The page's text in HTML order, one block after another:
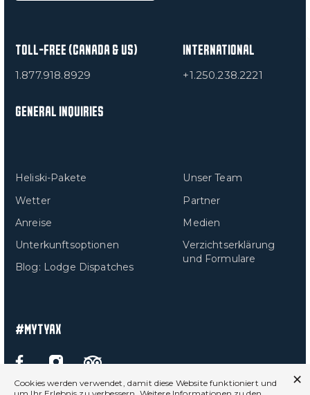
TOLL-FREE (CANADA & US)
1.877.918.8929
INTERNATIONAL
+1.250.238.2221
GENERAL INQUIRIES
Heliski-Pakete
Wetter
Anreise
Unterkunftsoptionen
Blog: Lodge Dispatches
Unser Team
Partner
Medien
Verzichtserklärung
und Formulare
#MYTYAX
Facebook Opens in a new window/tab.
Instagram Opens in a new window/tab.
Cookies werden verwendet, damit diese Website funktioniert und